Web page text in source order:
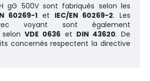
gG 500V sont fabriqués selon les
60269-1 et IEC/EN 60269-2. Les
voyant sont également
selonVDE 0636 et DIN 43620. De
concernés respectent la directive